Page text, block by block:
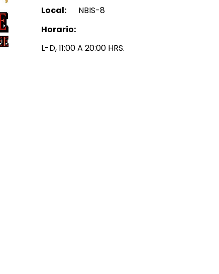
Local: NBIS-8
Horario:
L-D, 11:00 A 20:00 HRS.